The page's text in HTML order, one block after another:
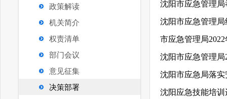
政策解读
机关简介
权责清单
部门会议
意见征集
决策部署
沈阳市应急管理
沈阳市应急管理
市应急管理局
沈阳市应急管理局
沈阳市应急局落
沈阳应急技能培训